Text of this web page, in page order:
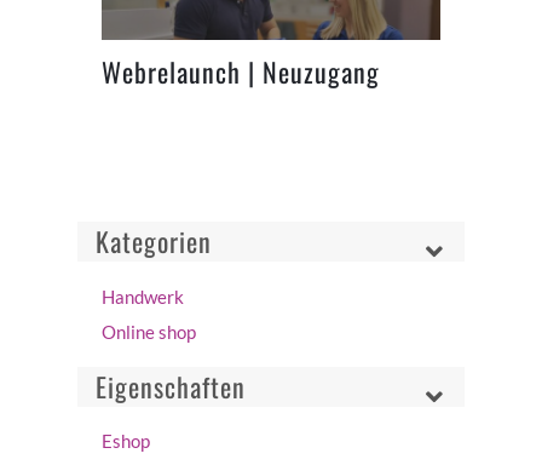
Webrelaunch | Neuzugang
Kategorien
Handwerk
Online shop
Eigenschaften
Eshop